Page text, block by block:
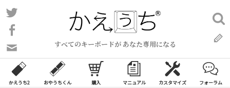
コ
ン
ン
ツ
すべてのキーボードが あなた専用になる
い
合
わ
検
索:
かえうち2 おやうちくん 購入 マニュアル カスタマイズ フォーラム